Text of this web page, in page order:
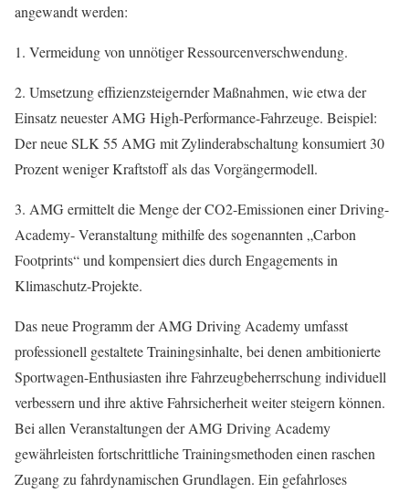
angewandt werden:
1. Vermeidung von unnötiger Ressourcenverschwendung.
2. Umsetzung effizienzsteigernder Maßnahmen, wie etwa der
Einsatz neuester AMG High-Performance-Fahrzeuge. Beispiel:
Der neue SLK 55 AMG mit Zylinderabschaltung konsumiert 30
Prozent weniger Kraftstoff als das Vorgängermodell.
3. AMG ermittelt die Menge der CO2-Emissionen einer Driving-
Academy- Veranstaltung mithilfe des sogenannten „Carbon
Footprints“ und kompensiert dies durch Engagements in
Klimaschutz-Projekte.
Das neue Programm der AMG Driving Academy umfasst
professionell gestaltete Trainingsinhalte, bei denen ambitionierte
Sportwagen-Enthusiasten ihre Fahrzeugbeherrschung individuell
verbessern und ihre aktive Fahrsicherheit weiter steigern können.
Bei allen Veranstaltungen der AMG Driving Academy
gewährleisten fortschrittliche Trainingsmethoden einen raschen
Zugang zu fahrdynamischen Grundlagen. Ein gefahrloses